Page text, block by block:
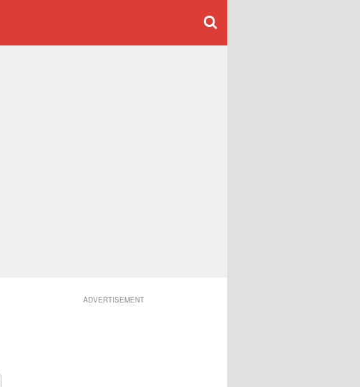
ADVERTISEMENT